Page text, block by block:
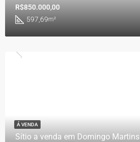
597,69m²
R$850.000,00
Sítio a venda em Domingo Martins
Á VENDA